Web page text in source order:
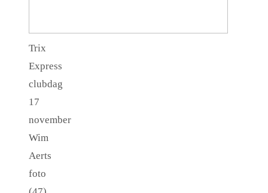
Trix
Express
clubdag
17
november
Wim
Aerts
foto